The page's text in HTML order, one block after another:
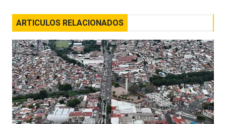
ARTICULOS RELACIONADOS